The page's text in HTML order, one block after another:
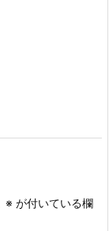
※ が付いている欄